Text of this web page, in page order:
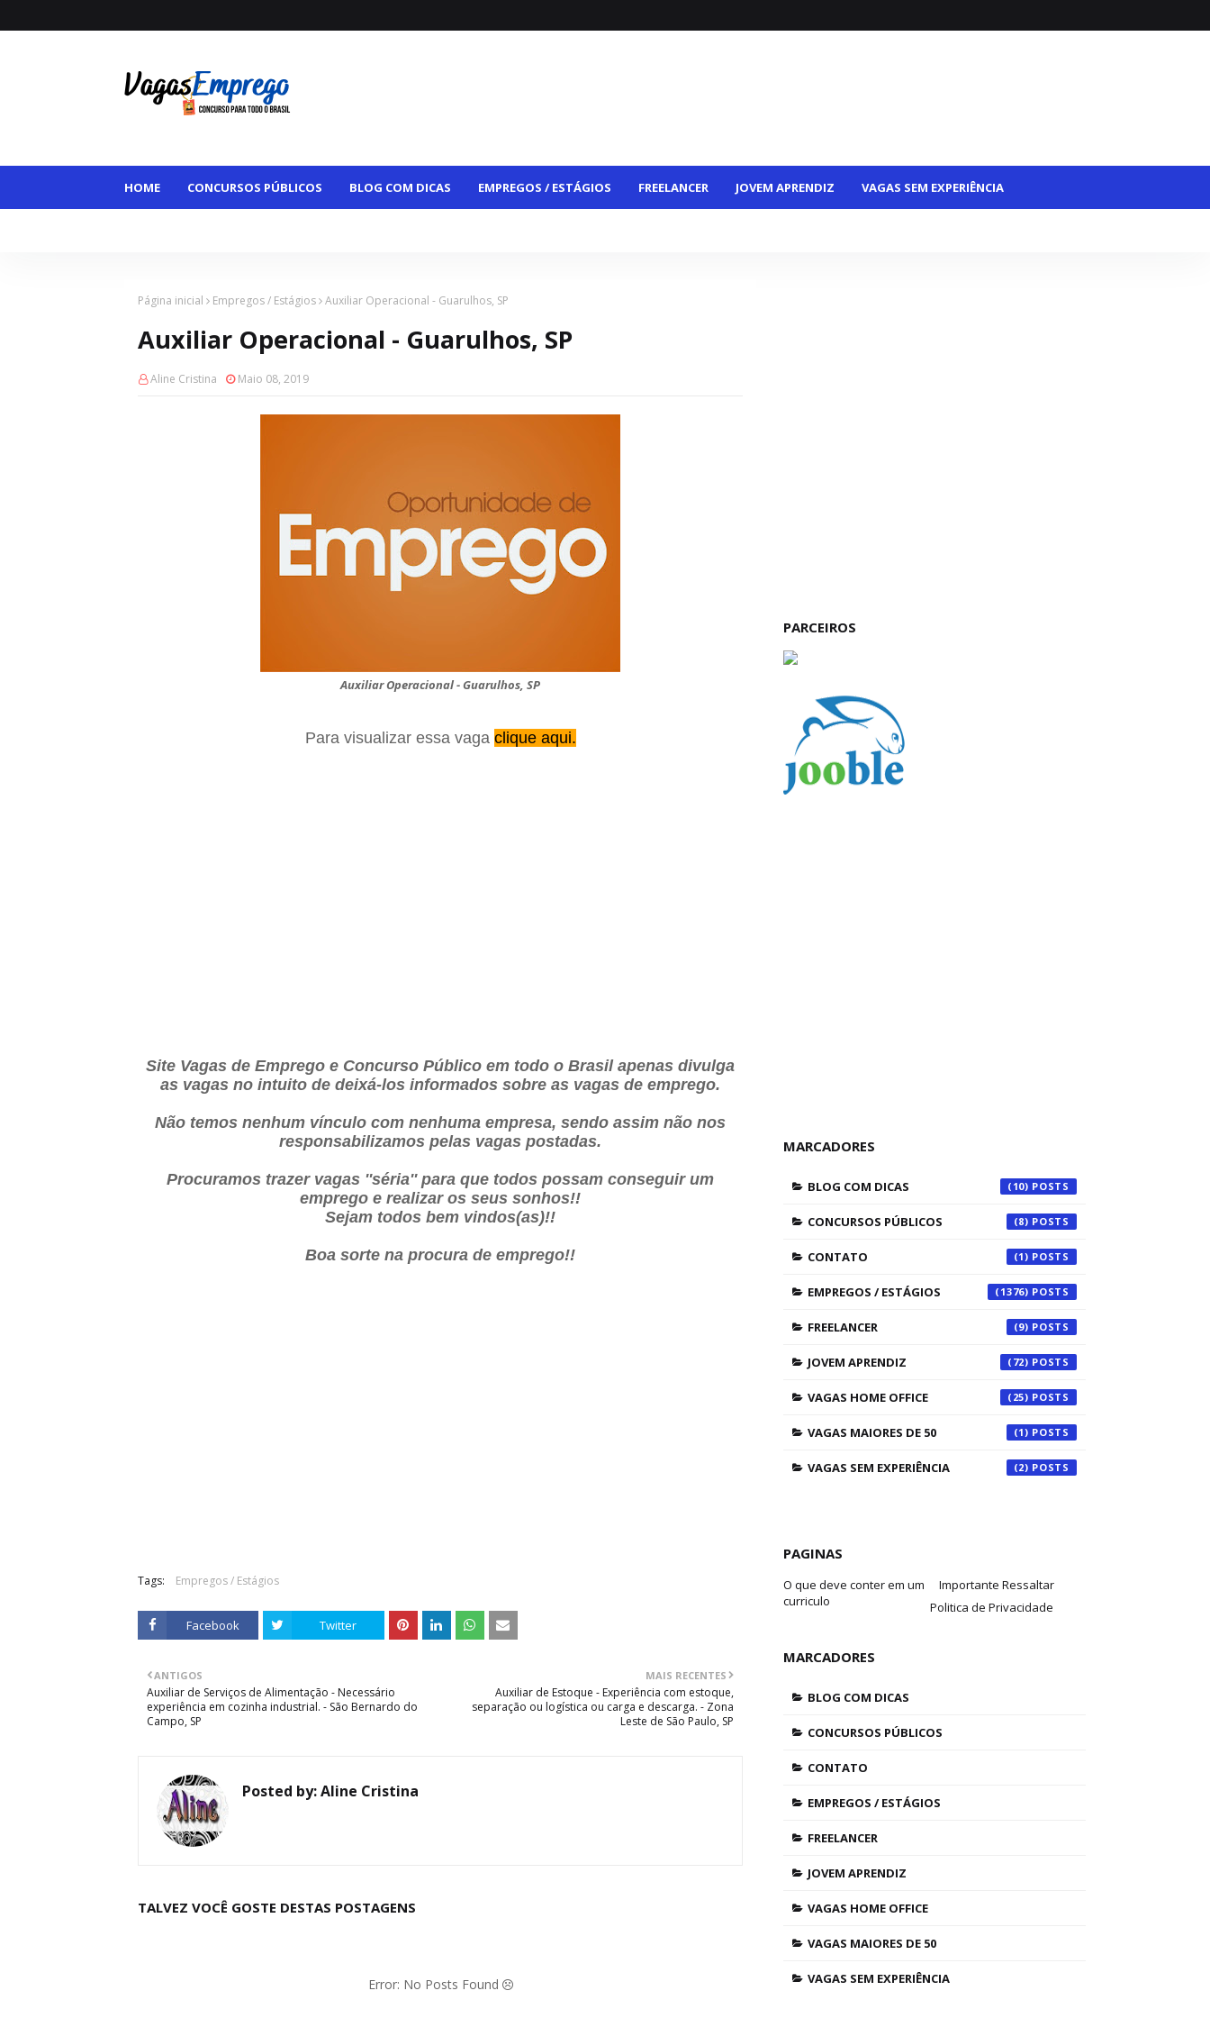
HOME CONCURSOS PÚBLICOS BLOG COM DICAS EMPREGOS / ESTÁGIOS FREELANCER JOVEM APRENDIZ VAGAS SEM EXPERIÊNCIA
Página inicial Empregos / Estágios Auxiliar Operacional - Guarulhos, SP
Auxiliar Operacional - Guarulhos, SP
Aline Cristina Maio 08, 2019
Auxiliar Operacional - Guarulhos, SP
Para visualizar essa vaga clique aqui.
Site Vagas de Emprego e Concurso Público em todo o Brasil apenas divulga
as vagas no intuito de deixá-los informados sobre as vagas de emprego.
Não temos nenhum vínculo com nenhuma empresa, sendo assim não nos
responsabilizamos pelas vagas postadas.
Procuramos trazer vagas ''séria'' para que todos possam conseguir um
emprego e realizar os seus sonhos!!
Sejam todos bem vindos(as)!!
Boa sorte na procura de emprego!!
Tags: Empregos / Estágios
Facebook Twitter
MAIS RECENTES
Auxiliar de Estoque - Experiência com estoque,
separação ou logística ou carga e descarga. - Zona
Leste de São Paulo, SP
ANTIGOS
Auxiliar de Serviços de Alimentação - Necessário
experiência em cozinha industrial. - São Bernardo do
Campo, SP
Posted by:Aline Cristina
TALVEZ VOCÊ GOSTE DESTAS POSTAGENS
Error: No Posts Found
PARCEIROS
MARCADORES
BLOG COM DICAS (10)
CONCURSOS PÚBLICOS (8)
CONTATO (1)
EMPREGOS / ESTÁGIOS (1376)
FREELANCER (9)
JOVEM APRENDIZ (72)
VAGAS HOME OFFICE (25)
VAGAS MAIORES DE 50 (1)
VAGAS SEM EXPERIÊNCIA (2)
PAGINAS
O que deve conter em um
curriculo
Importante Ressaltar
Politica de Privacidade
MARCADORES
BLOG COM DICAS
CONCURSOS PÚBLICOS
CONTATO
EMPREGOS / ESTÁGIOS
FREELANCER
JOVEM APRENDIZ
VAGAS HOME OFFICE
VAGAS MAIORES DE 50
VAGAS SEM EXPERIÊNCIA